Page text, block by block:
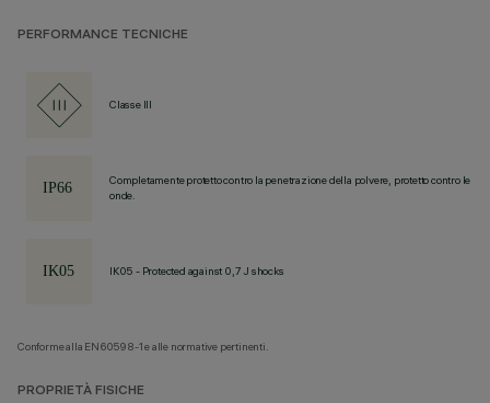
PERFORMANCE TECNICHE
Classe III
Completamente protetto contro la penetrazione della polvere, protetto contro le
onde.
IK05 - Protected against 0,7 J shocks
Conforme alla EN60598-1 e alle normative pertinenti.
PROPRIETÀ FISICHE